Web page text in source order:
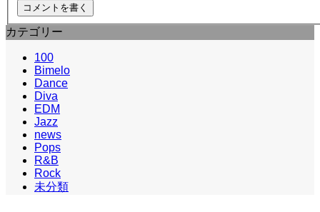
カテゴリー
100
Bimelo
Dance
Diva
EDM
Jazz
news
Pops
R&B
Rock
未分類